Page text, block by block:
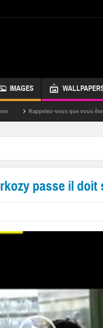
IMAGES
Rappelez-vous que vous êtes super !
passe il doit